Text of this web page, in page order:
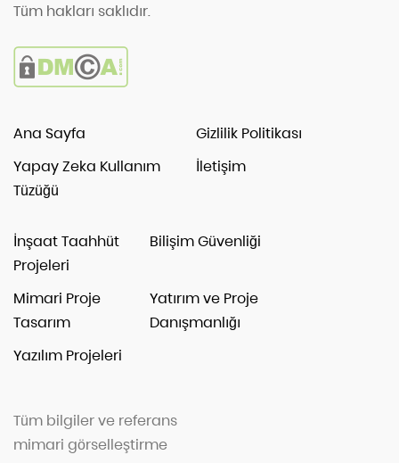
Tüm hakları saklıdır.
Ana Sayfa
Gizlilik Politikası
Yapay Zeka Kullanım
Tüzüğü
İletişim
İnşaat Taahhüt
Projeleri
Bilişim Güvenliği
Mimari Proje
Tasarım
Yatırım ve Proje
Danışmanlığı
Yazılım Projeleri
Tüm bilgiler ve referans
mimari görselleştirme